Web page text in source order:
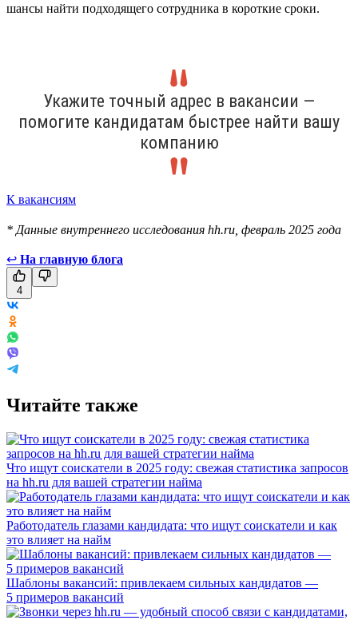
шансы найти подходящего сотрудника в короткие сроки.
Укажите точный адрес в вакансии —
помогите кандидатам быстрее найти вашу
компанию
К вакансиям
* Данные внутреннего исследования hh.ru, февраль 2025 года
↩ На главную блога
4
Читайте также
Что ищут соискатели в 2025 году: свежая статистика запросов
на hh.ru для вашей стратегии найма
Работодатель глазами кандидата: что ищут соискатели и как
это влияет на найм
Шаблоны вакансий: привлекаем сильных кандидатов —
5 примеров вакансий